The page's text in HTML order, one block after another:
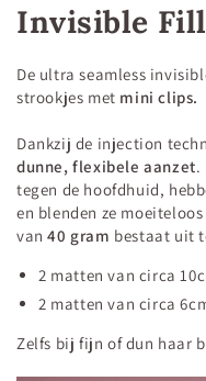
Dankzij de double weft
meerdere stroken,
hoofd wordt verdeeld.
de kapper.
Het haar wordt
het naar wens kunt
krullen, deze clip-ins
aan. Geschikt voor
Invisible
De ultra seamless
strookjes met mini clips.
Dankzij de injection
dunne, flexibele aanzet.
tegen de hoofdhuid,
en blenden ze
van40 gram bestaat uit
2 matten van circa
2 matten van circa
Zelfs bij fijn of dun haar